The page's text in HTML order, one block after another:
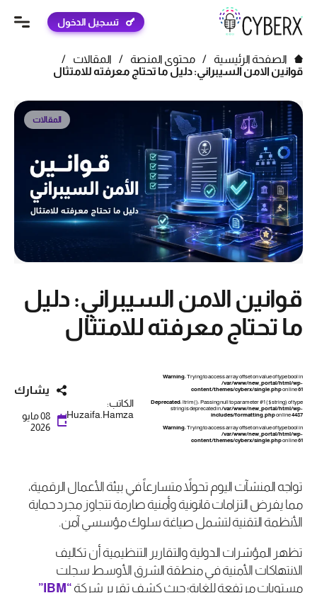
تسجيل الدخول
الصفحة الرئيسية / محتوى المنصة / المقالات
/
قوانين الامن السيبراني: دليل ما تحتاج معرفته للامتثال
المقالات
قوانين الامن السيبراني: دليل
ما تحتاج معرفته للامتثال
Warning: Trying to access array offset on value of type bool in
/var/www/new_portal/html/wp-
content/themes/cyberx/single.phpon line61
Deprecated: ltrim(): Passing null to parameter #1 ($string) of type
string is deprecated in/var/www/new_portal/html/wp-
includes/formatting.phpon line4487
Warning: Trying to access array offset on value of type bool in
/var/www/new_portal/html/wp-
content/themes/cyberx/single.phpon line61
الكاتب:
Huzaifa.Hamza
يشارك
08 مايو
2026
تواجه المنشآت اليوم تحولاً متسارعاً في بيئة الأعمال الرقمية،
مما يفرض التزامات قانونية وأمنية صارمة تتجاوز مجرد حماية
الأنظمة التقنية لتشمل صياغة سلوك مؤسسي آمن.
تظهر المؤشرات الدولية والتقارير التنظيمية أن تكاليف
الانتهاكات الأمنية في منطقة الشرق الأوسط سجلت
مستويات مرتفعة للغاية؛ حيث كشف تقرير شركة “
IBM
”